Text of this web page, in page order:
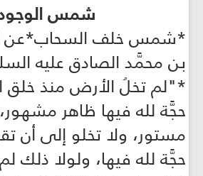
شمس
*شمس خلف السحاب*عن
بن محمَّد الصادق عليه
*"لم تخلُ الأرض منذ خلق
حجَّة لله فيها ظاهر
مستور، ولا تخلو إلى أن
حجَّة لله فيها، ولولا ذلك لم